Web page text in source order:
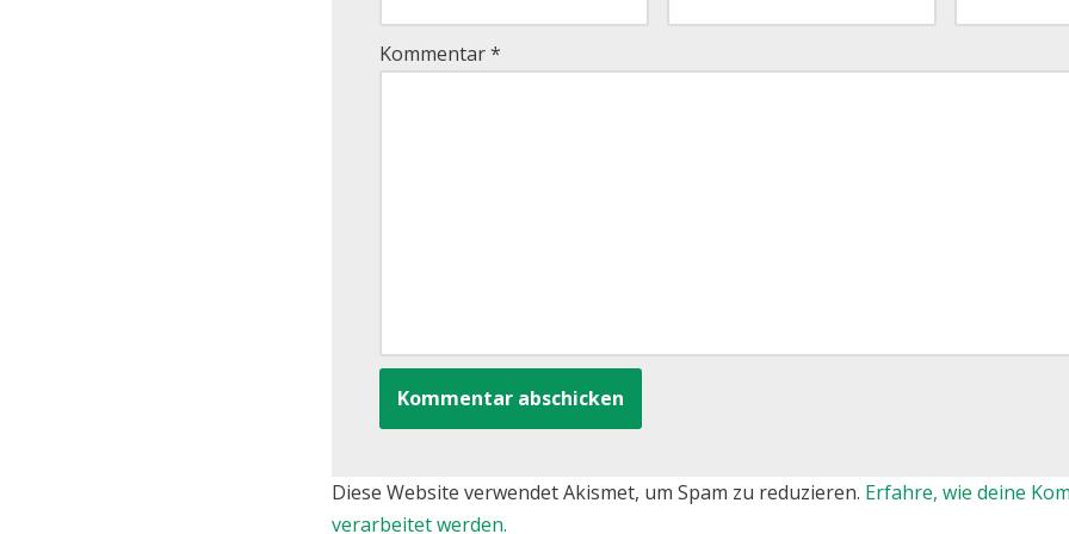
Kommentar*
Diese Website verwendet Akismet, um Spam zu reduzieren. Erfahre, wie deine
verarbeitet werden.